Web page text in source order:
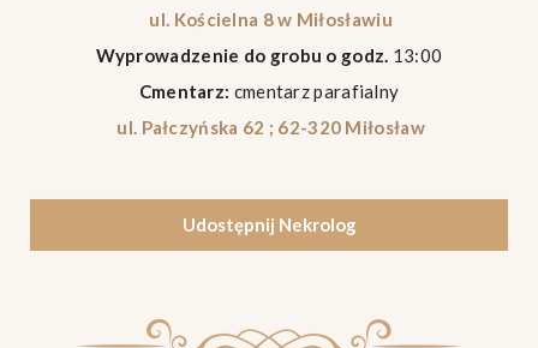
ul. Kościelna 8 w Miłosławiu
Wyprowadzenie do grobu o godz. 13:00
Cmentarz: cmentarz parafialny
ul. Pałczyńska 62 ; 62-320 Miłosław
Udostępnij Nekrolog